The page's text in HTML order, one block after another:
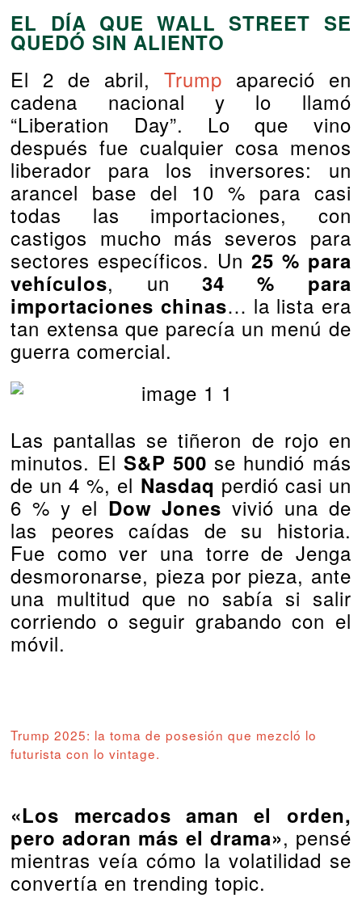
EL DÍA QUE WALL STREET SE
QUEDÓ SIN ALIENTO
El 2 de abril, Trump apareció en
cadena nacional y lo llamó
“Liberation Day”. Lo que vino
después fue cualquier cosa menos
liberador para los inversores: un
arancel base del 10 % para casi
todas las importaciones, con
castigos mucho más severos para
sectores específicos. Un 25 % para
vehículos, un 34 % para
importaciones chinas… la lista era
tan extensa que parecía un menú de
guerra comercial.
Las pantallas se tiñeron de rojo en
minutos. El S&P 500 se hundió más
de un 4 %, el Nasdaq perdió casi un
6 % y el Dow Jones vivió una de
las peores caídas de su historia.
Fue como ver una torre de Jenga
desmoronarse, pieza por pieza, ante
una multitud que no sabía si salir
corriendo o seguir grabando con el
móvil.
Trump 2025: la toma de posesión que mezcló lo
futurista con lo vintage.
«Los mercados aman el orden,
pero adoran más el drama», pensé
mientras veía cómo la volatilidad se
convertía en trending topic.